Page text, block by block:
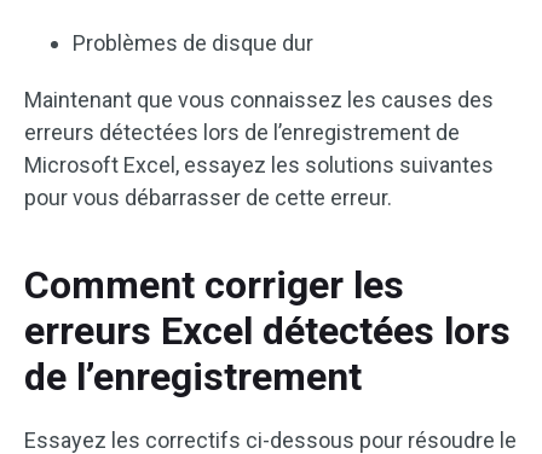
Problèmes de disque dur
Maintenant que vous connaissez les causes des
erreurs détectées lors de l’enregistrement de
Microsoft Excel, essayez les solutions suivantes
pour vous débarrasser de cette erreur.
Comment corriger les
erreurs Excel détectées lors
de l’enregistrement
Essayez les correctifs ci-dessous pour résoudre le